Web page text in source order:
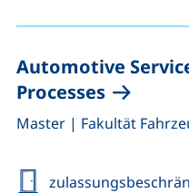
Automotive
Processes
Master, | Fakultät